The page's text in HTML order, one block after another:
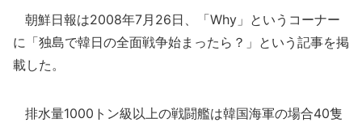
朝鮮日報は2008年7月26日、「Why」というコーナー
に「独島で韓日の全面戦争始まったら？」という記事を掲
載した。
排水量1000トン級以上の戦闘艦は韓国海軍の場合40隻